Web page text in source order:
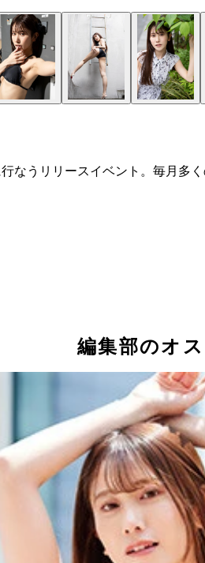
なうリリースイベント。毎月多
編集部のオ